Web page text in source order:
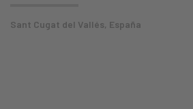
Sant Cugat del Vallés, España